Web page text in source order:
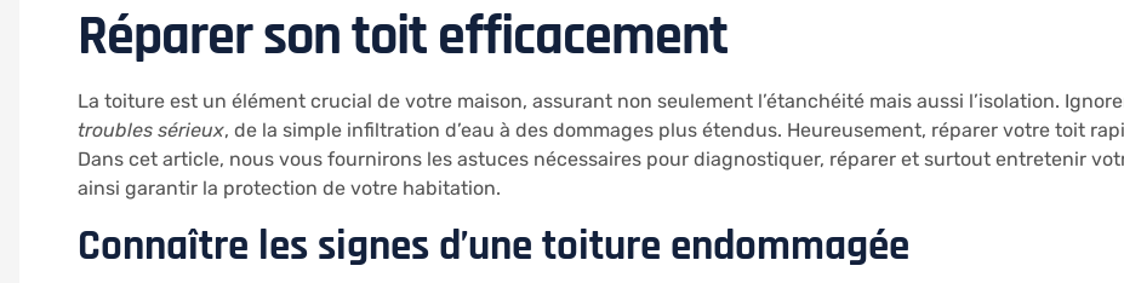
Réparer son toit efficacement
La toiture est un élément crucial de votre maison, assurant non seulement l’étanchéité mais aussi l’isolation.
troubles sérieux, de la simple infiltration d’eau à des dommages plus étendus. Heureusement, réparer votre toit
Dans cet article, nous vous fournirons les astuces nécessaires pour diagnostiquer, réparer et surtout entretenir
ainsi garantir la protection de votre habitation.
Connaître les signes d’une toiture endommagée